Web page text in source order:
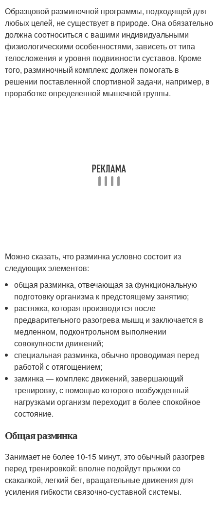
Образцовой разминочной программы, подходящей для
любых целей, не существует в природе. Она обязательно
должна соотноситься с вашими индивидуальными
физиологическими особенностями, зависеть от типа
телосложения и уровня подвижности суставов. Кроме
того, разминочный комплекс должен помогать в
решении поставленной спортивной задачи, например, в
проработке определенной мышечной группы.
Можно сказать, что разминка условно состоит из
следующих элементов:
общая разминка, отвечающая за функциональную
подготовку организма к предстоящему занятию;
растяжка, которая производится после
предварительного разогрева мышц и заключается в
медленном, подконтрольном выполнении
совокупности движений;
специальная разминка, обычно проводимая перед
работой с отягощением;
заминка — комплекс движений, завершающий
тренировку, с помощью которого возбужденный
нагрузками организм переходит в более спокойное
состояние.
Общая разминка
Занимает не более 10-15 минут, это обычный разогрев
перед тренировкой: вполне подойдут прыжки со
скакалкой, легкий бег, вращательные движения для
усиления гибкости связочно-суставной системы.